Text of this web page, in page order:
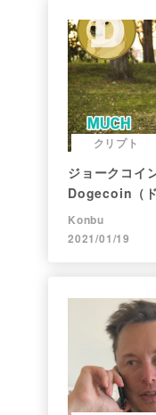
クリプト
ジョークコイ
Dogecoin（
まで。注目さ
Konbu
2021/01/19